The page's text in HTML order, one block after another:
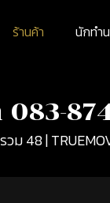
ร้านค้า นักทำ
083-
วม 48 |